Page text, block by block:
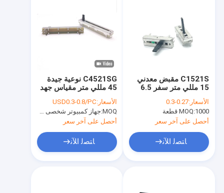
C4521SG نوعية جيدة
45 مللي متر مقياس جهد
منزلق خطي للسفر مع
نقرة التبديل مقياس جهد
الصوت B10K
الأسعار:USD0.3-0.8/PC
MOQ: جهاز كمبيوتر شخصى 1000
أحصل على آخر سعر
ﺎﺘﺼﻟ ﺍﻶﻧ
C1521S مقبض معدني
15 مللي متر سفر 6.5
مللي متر يستخدم لوحدة
التحكم في الصوت
وميكروفون
الأسعار:0.27-0.3
MOQ:1000 قطعة
أحصل على آخر سعر
ﺎﺘﺼﻟ ﺍﻶﻧ